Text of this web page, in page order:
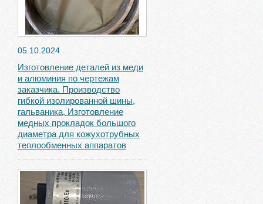
05.10.2024
Изготовление деталей из меди
и алюминия по чертежам
заказчика. Производство
гибкой изолированной шины,
гальваника, Изготовление
медных прокладок большого
диаметра для кожухотрубных
теплообменных аппаратов